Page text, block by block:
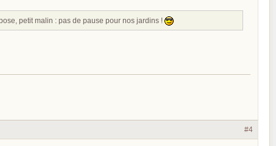
petit malin : pas de pause pour nos jardins !
#4